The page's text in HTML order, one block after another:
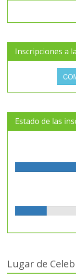
Inscripciones a
Estado de las
Lugar de